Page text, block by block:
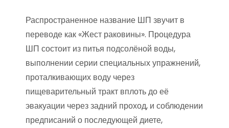
Распространенное название ШП звучит в
переводе как «Жест раковины». Процедура
ШП состоит из питья подсолёной воды,
выполнении серии специальных упражнений,
проталкивающих воду через
пищеварительный тракт вплоть до её
эвакуации через задний проход, и соблюдении
предписаний о последующей диете,